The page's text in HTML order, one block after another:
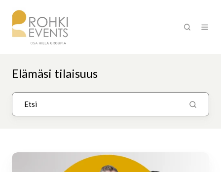
Elämäsi tilaisuus
Hyväntekeväisyystanssit